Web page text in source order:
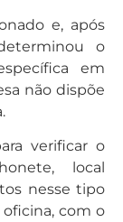
e, após
o
em
não dispõe
verificar o
local
nesse tipo
com o